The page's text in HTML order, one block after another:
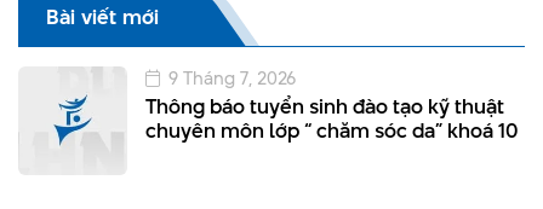
Bài viết mới
Thông báo tuyển sinh đào tạo kỹ thuật
chuyên môn lớp “ chăm sóc da” khoá 10
9 Tháng 7, 2026